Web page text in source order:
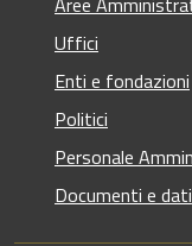
Uffici
Enti e fondazioni
Politici
Personale
Documenti e dati